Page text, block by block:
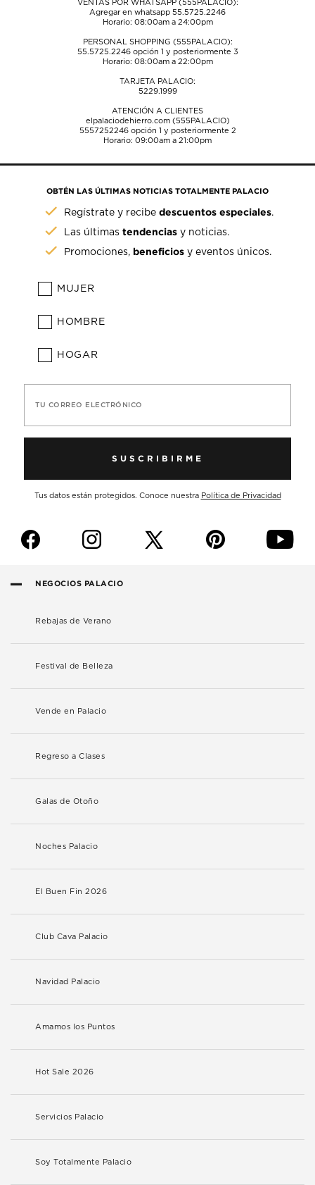
VENTAS POR WHATSAPP (555PALACIO):
Agregar en whatsapp 55.5725.2246
Horario: 08:00am a 24:00pm
PERSONAL SHOPPING (555PALACIO):
55.5725.2246opción 1 y posteriormente 3
Horario: 08:00am a 22:00pm
TARJETA PALACIO:
5229.1999
ATENCIÓN A CLIENTES
elpalaciodehierro.com (555PALACIO)
5557252246opción 1 y posteriormente 2
Horario: 09:00am a 21:00pm
OBTÉN LAS ÚLTIMAS NOTICIAS TOTALMENTE PALACIO
Regístrate y recibedescuentos especiales.
Las últimastendencias y noticias.
Promociones, beneficios y eventos únicos.
MUJER
HOMBRE
HOGAR
TU CORREO ELECTRÓNICO
SUSCRIBIRME
Tus datos están protegidos. Conoce nuestra Política de Privacidad
f i p y
NEGOCIOS PALACIO
Rebajas de Verano
Festival de Belleza
Vende en Palacio
Regreso a Clases
Galas de Otoño
Noches Palacio
El Buen Fin 2026
Club Cava Palacio
Navidad Palacio
Amamos los Puntos
Hot Sale 2026
Servicios Palacio
Soy Totalmente Palacio